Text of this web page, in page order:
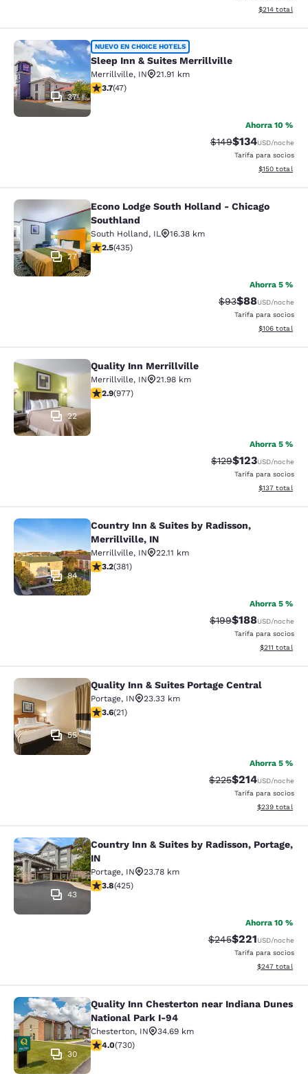
Ver detalles
$214 total
Sleep Inn & Suites Merrillville
37
NUEVO EN CHOICE HOTELS
Sleep Inn & Suites Merrillville
Merrillville, IN
21.91 km
calificación de 3.68 estrellas. Bueno. 47 reseñas
3.7(47)
Ahorra 10 %
Precio tachado:
$149Precio con
$134USD/noche
Tarifa para socios
Ver detalles
$150 total
Econo Lodge South Holland -
27
Econo Lodge South Holland - Chicago
Southland
South Holland, IL
16.38 km
calificación de 2.47 estrellas. Feria. 435 reseñas
2.5(435)
Ahorra 5 %
Precio tachado:
$93Precio con
$88USD/noche
Tarifa para socios
Ver detalles
$106 total
Quality Inn Merrillville
22
Quality Inn Merrillville
Merrillville, IN
21.98 km
calificación de 2.9 estrellas. Feria. 977 reseñas
2.9(977)
Ahorra 5 %
Precio tachado:
$129Precio con
$123USD/noche
Tarifa para socios
Ver detalles
$137 total
Country Inn & Suites by Radisson,
84
Country Inn & Suites by Radisson,
Merrillville, IN
Merrillville, IN
22.11 km
calificación de 3.18 estrellas. Bueno. 381 reseñas
3.2(381)
Ahorra 5 %
Precio tachado:
$199Precio con
$188USD/noche
Tarifa para socios
Ver detalles
$211 total
Quality Inn & Suites Portage Central
55
Quality Inn & Suites Portage Central
Portage, IN
23.33 km
calificación de 3.62 estrellas. Bueno. 21 reseñas
3.6(21)
Ahorra 5 %
Precio tachado:
$225Precio con
$214USD/noche
Tarifa para socios
Ver detalles
$239 total
Country Inn & Suites by Radisson,
43
Country Inn & Suites by Radisson, Portage,
IN
Portage, IN
23.78 km
calificación de 3.79 estrellas. Bueno. 425 reseñas
3.8(425)
Ahorra 10 %
Precio tachado:
$245Precio con
$221USD/noche
Tarifa para socios
Ver detalles
$247 total
Quality Inn Chesterton near
30
Quality Inn Chesterton near Indiana Dunes
National Park I-94
Chesterton, IN
34.69 km
calificación de 4.04 estrellas. Muy bueno. 730 reseñas
4.0(730)